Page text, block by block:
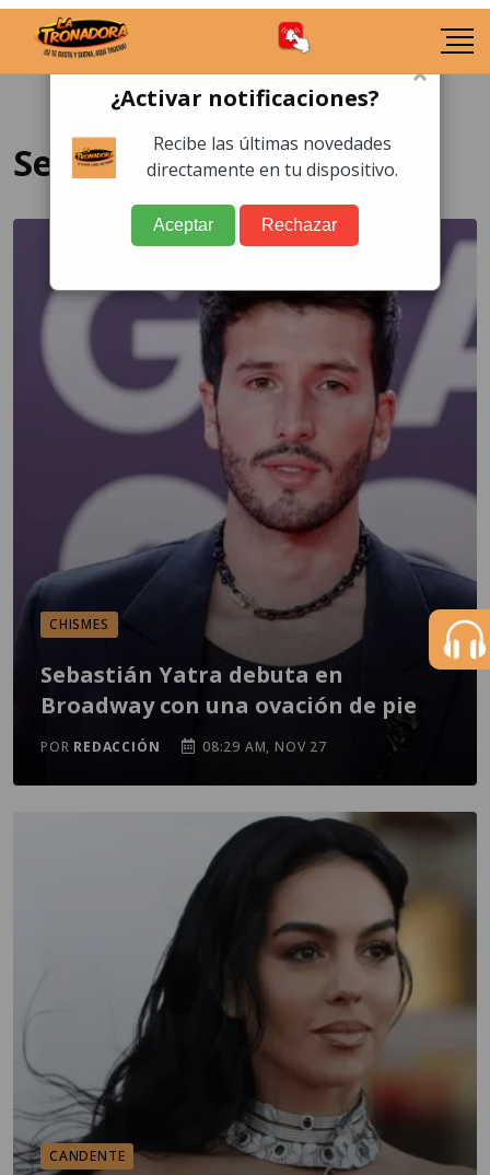
Sebastián Yatra
CHISMES
Sebastián Yatra debuta en
Broadway con una ovación de pie
POR REDACCIÓN 08:29 AM, NOV 27
CANDENTE
×
¿Activar notificaciones?
Recibe las últimas novedades
directamente en tu dispositivo.
Aceptar Rechazar